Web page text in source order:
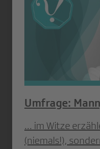
Umfrage:
... im Witze
(niemals!),